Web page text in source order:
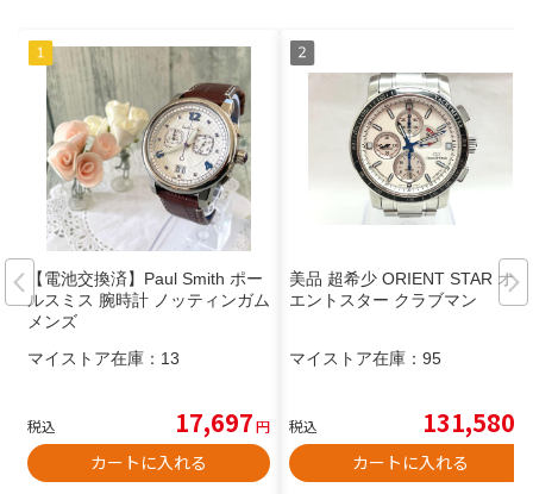
【電池交換済】Paul Smith ポー
ルスミス 腕時計 ノッティンガム
メンズ
マイストア在庫： 13
税込 17,697円
カートに入れる
美品 超希少 ORIENT STAR オリ
エントスター クラブマン
マイストア在庫： 95
税込 131,580
カートに入れる